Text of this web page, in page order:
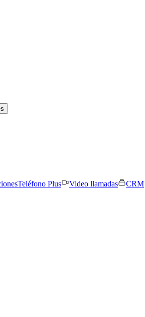
Teléfono Plus Video llamadas
CRM